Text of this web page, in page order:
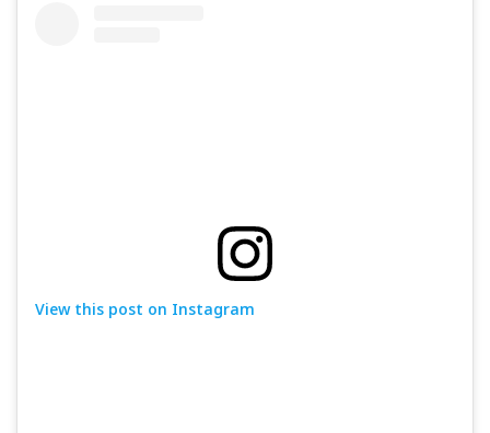
View this post on Instagram